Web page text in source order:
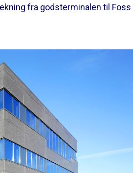
fra godsterminalen til Foss